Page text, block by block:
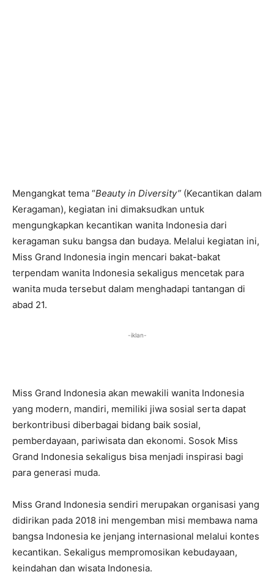
Mengangkat tema “Beauty in Diversity” (Kecantikan dalam
Keragaman), kegiatan ini dimaksudkan untuk
mengungkapkan kecantikan wanita Indonesia dari
keragaman suku bangsa dan budaya. Melalui kegiatan ini,
Miss Grand Indonesia ingin mencari bakat-bakat
terpendam wanita Indonesia sekaligus mencetak para
wanita muda tersebut dalam menghadapi tantangan di
abad 21.
-iklan-
Miss Grand Indonesia akan mewakili wanita Indonesia
yang modern, mandiri, memiliki jiwa sosial serta dapat
berkontribusi diberbagai bidang baik sosial,
pemberdayaan, pariwisata dan ekonomi. Sosok Miss
Grand Indonesia sekaligus bisa menjadi inspirasi bagi
para generasi muda.
Miss Grand Indonesia sendiri merupakan organisasi yang
didirikan pada 2018 ini mengemban misi membawa nama
bangsa Indonesia ke jenjang internasional melalui kontes
kecantikan. Sekaligus mempromosikan kebudayaan,
keindahan dan wisata Indonesia.